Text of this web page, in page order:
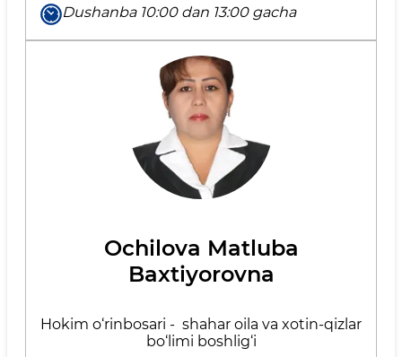
Dushanba 10:00 dan 13:00 gacha
Ochilova Matluba
Baxtiyorovna
Hokim o‘rinbosari - shahar oila va xotin-qizlar
bo‘limi boshlig‘i